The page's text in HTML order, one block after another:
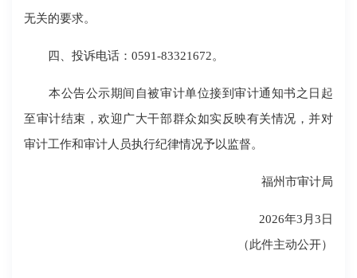
无关的要求。
四、投诉电话：0591-83321672。
本公告公示期间自被审计单位接到审计通知书之日起
至审计结束，欢迎广大干部群众如实反映有关情况，并对
审计工作和审计人员执行纪律情况予以监督。
福州市审计局
2026年3月3日
（此件主动公开）